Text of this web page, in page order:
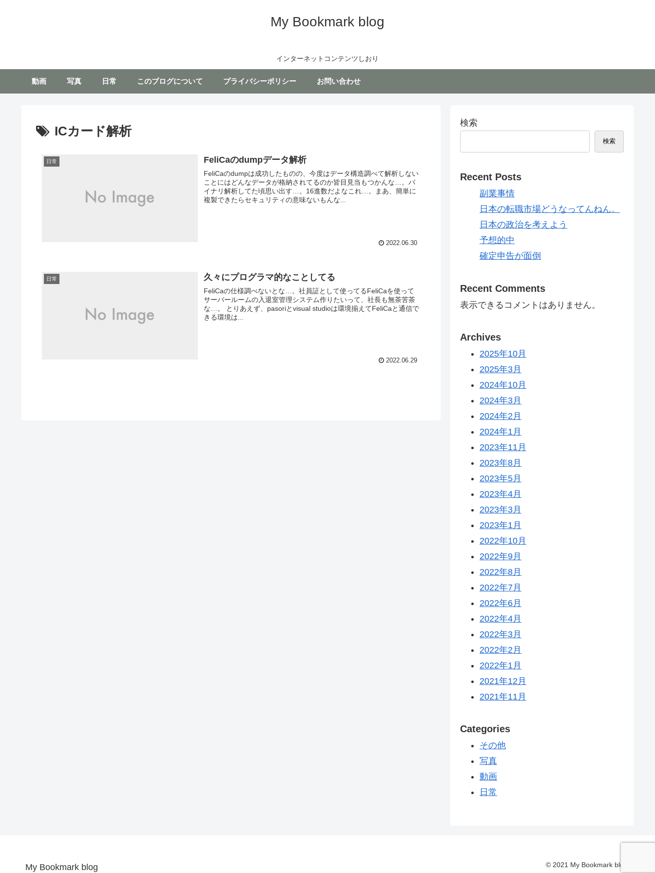
My Bookmark blog
インターネットコンテンツしおり
動画 写真 日常 このブログについて プライバシーポリシー お問い合わせ
ICカード解析
日常 FeliCaのdumpデータ解析
FeliCaのdumpは成功したものの、今度はデータ構造調べて解析しない
ことにはどんなデータが格納されてるのか皆目見当もつかんな…。バ
イナリ解析してた頃思い出す…。16進数だよなこれ…。まあ、簡単に
複製できたらセキュリティの意味ないもんな...
2022.06.30
日常 久々にプログラマ的なことしてる
FeliCaの仕様調べないとな…。社員証として使ってるFeliCaを使って
サーバールームの入退室管理システム作りたいって、社長も無茶苦茶
な…。 とりあえず、pasoriとvisual studioは環境揃えてFeliCaと通信で
きる環境は...
2022.06.29
検索
検索
Recent Posts
副業事情
日本の転職市場どうなってんねん。
日本の政治を考えよう
予想的中
確定申告が面倒
Recent Comments
表示できるコメントはありません。
Archives
2025年10月
2025年3月
2024年10月
2024年3月
2024年2月
2024年1月
2023年11月
2023年8月
2023年5月
2023年4月
2023年3月
2023年1月
2022年10月
2022年9月
2022年8月
2022年7月
2022年6月
2022年4月
2022年3月
2022年2月
2022年1月
2021年12月
2021年11月
Categories
その他
写真
動画
日常
My Bookmark blog © 2021 My Bookmark blog.